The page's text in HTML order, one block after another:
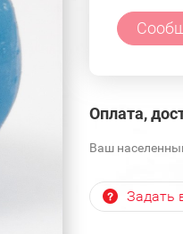
Оплата,
Ваш
Задать